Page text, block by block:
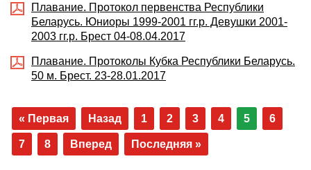
Плавание. Протокол первенства Республики
Беларусь. Юниоры 1999-2001 гг.р. Девушки 2001-
2003 гг.р. Брест 04-08.04.2017
Плавание. Протоколы Кубка Республики Беларусь.
50 м. Брест. 23-28.01.2017
« Первая Назад 1 2 3 4 5 6
7 8 Вперед Последняя »